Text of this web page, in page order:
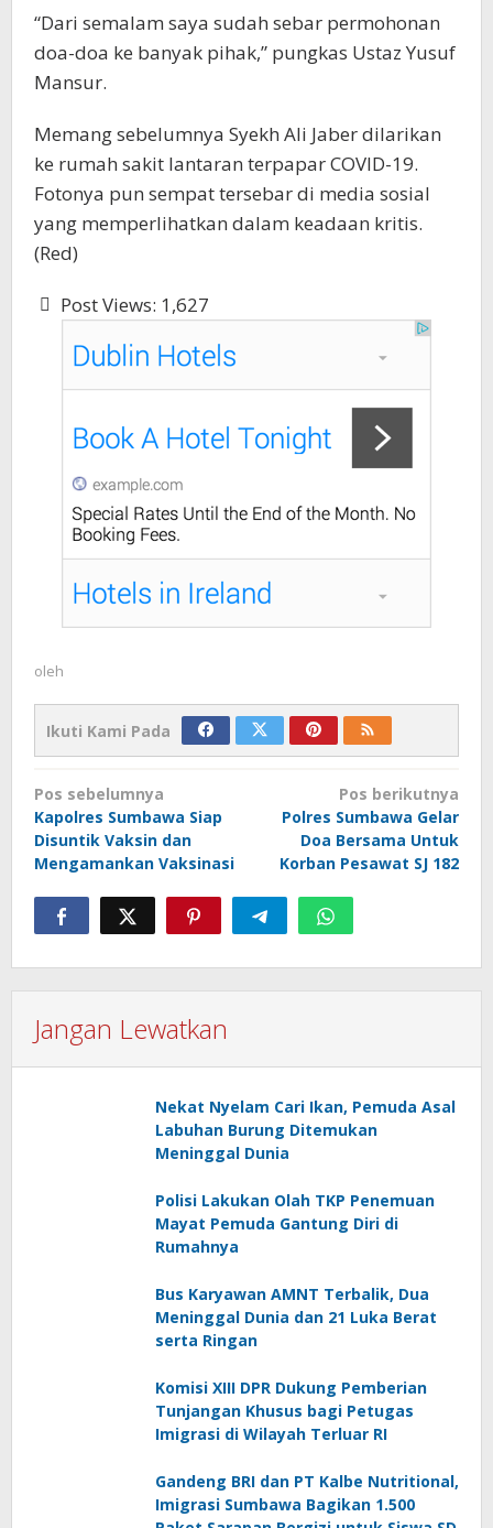
“Dari semalam saya sudah sebar permohonan
doa-doa ke banyak pihak,” pungkas Ustaz Yusuf
Mansur.
Memang sebelumnya Syekh Ali Jaber dilarikan
ke rumah sakit lantaran terpapar COVID-19.
Fotonya pun sempat tersebar di media sosial
yang memperlihatkan dalam keadaan kritis.
(Red)
Post Views: 1,627
oleh
Ikuti Kami Pada
Navigasi
pos
Pos sebelumnya
Kapolres Sumbawa Siap
Disuntik Vaksin dan
Mengamankan Vaksinasi
Pos berikutnya
Polres Sumbawa Gelar
Doa Bersama Untuk
Korban Pesawat SJ 182
Jangan Lewatkan
Nekat Nyelam Cari Ikan, Pemuda Asal
Labuhan Burung Ditemukan
Meninggal Dunia
Polisi Lakukan Olah TKP Penemuan
Mayat Pemuda Gantung Diri di
Rumahnya
Bus Karyawan AMNT Terbalik, Dua
Meninggal Dunia dan 21 Luka Berat
serta Ringan
Komisi XIII DPR Dukung Pemberian
Tunjangan Khusus bagi Petugas
Imigrasi di Wilayah Terluar RI
Gandeng BRI dan PT Kalbe Nutritional,
Imigrasi Sumbawa Bagikan 1.500